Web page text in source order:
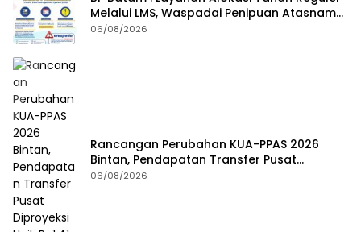
Melalui LMS, Waspadai Penipuan Atasnama
Institusi
06/08/2026
Rancangan Perubahan KUA-PPAS 2026
Bintan, Pendapatan Transfer Pusat
Diproyeksi Naik Rp1,41 Miliar
06/08/2026